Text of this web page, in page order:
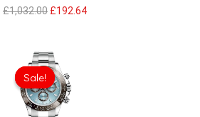
£1,032.00 £192.64
Sale!
Sale!
Original
price
was:
£301.00.